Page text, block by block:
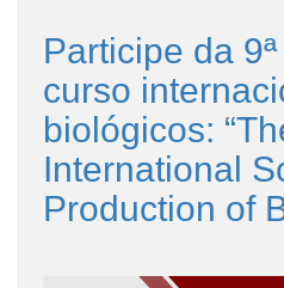
Participe da
curso
biológicos:
International
Production of